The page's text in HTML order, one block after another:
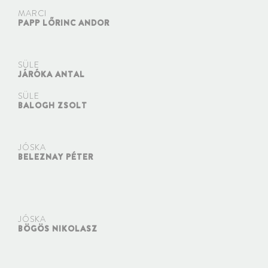
MARCI
PAPP LŐRINC ANDOR
SÜLE
JÁRÓKA ANTAL
SÜLE
BALOGH ZSOLT
JÓSKA
BELEZNAY PÉTER
JÓSKA
BÖGÖS NIKOLASZ